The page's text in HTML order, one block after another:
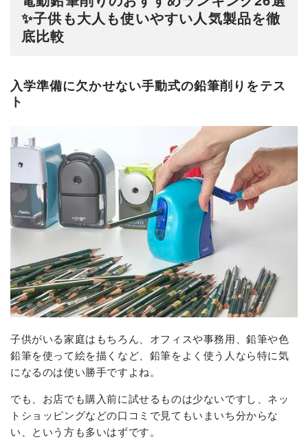
✨子供も大人も使いやすい人気製品を徹
底比較
入学準備に欠かせない手動式の鉛筆削りをテス
ト
子供がいる家庭はもちろん、オフィスや事務用、鉛筆や色
鉛筆を使って絵を描くなど、鉛筆をよく使う人なら特に気
になるのは使い勝手ですよね。
でも、お店でも購入前に試せるものは少ないですし、ネッ
トショッピングなどの口コミで見てもいまいち分からな
い、という方も多いはずです。